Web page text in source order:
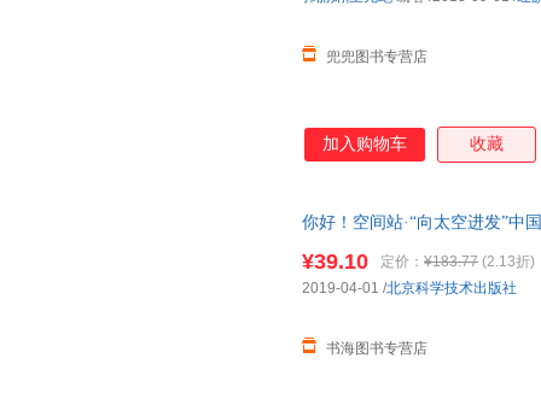
兜兜图书专营店
加入购物车 收藏
你好！空间站·“向太空进发”中
¥39.10 定价： ¥183.77 (2.13折)
书海图书专营店
2019-04-01 /北京科学技术出版社